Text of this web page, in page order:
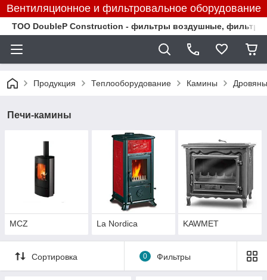
Вентиляционное и фильтровальное оборудование
TOO DoubleP Construction - фильтры воздушные,
Продукция Теплооборудование Камины
Печи-камины
MCZ La Nordica KAWMET
Сортировка 0 Фильтры